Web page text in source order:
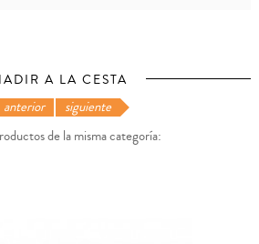
A LA CESTA
de la misma categoría:
anterior siguiente